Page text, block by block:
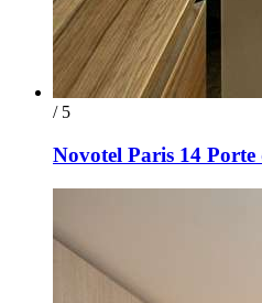
/ 5
Novotel Paris 14